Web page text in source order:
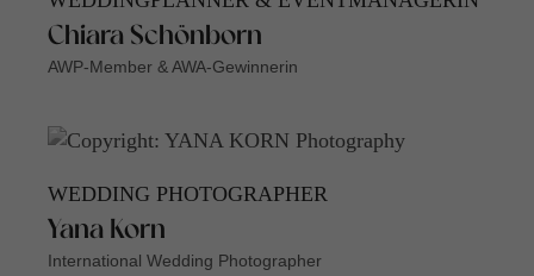
Chiara Schönborn
AWP-Member & AWA-Gewinnerin
WEDDING PHOTOGRAPHER
Yana Korn
International Wedding Photographer